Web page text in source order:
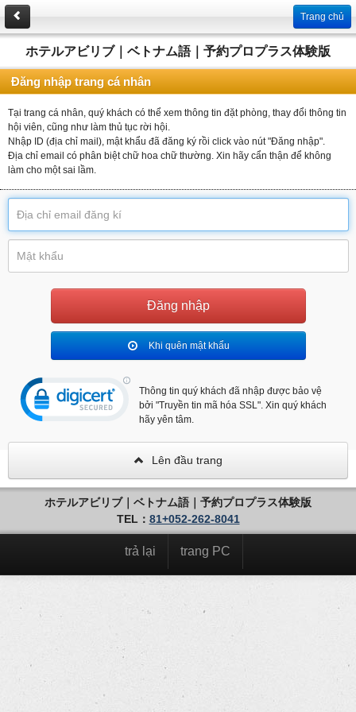
Trang chủ
ホテルアビリブ｜ベトナム語｜予約プロプラス体験版
Đăng nhập trang cá nhân
Tại trang cá nhân, quý khách có thể xem thông tin đặt phòng, thay đổi thông tin
hội viên, cũng như làm thủ tục rời hội.
Nhập ID (địa chỉ mail), mật khẩu đã đăng ký rồi click vào nút "Đăng nhập".
Địa chỉ email có phân biệt chữ hoa chữ thường. Xin hãy cẩn thận để không
làm cho một sai lầm.
Khi quên mật khẩu
Thông tin quý khách đã nhập được bảo vệ
bởi "Truyền tin mã hóa SSL". Xin quý khách
hãy yên tâm.
Lên đầu trang
ホテルアビリブ｜ベトナム語｜予約プロプラス体験版
TEL： 81+052-262-8041
trả lại trang PC